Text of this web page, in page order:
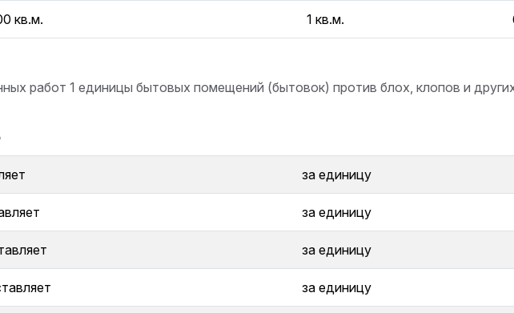
кв.м. 1 кв.м.
работ 1 единицы бытовых помещений (бытовок) против блох, клопов и
за единицу
за единицу
за единицу
за единицу